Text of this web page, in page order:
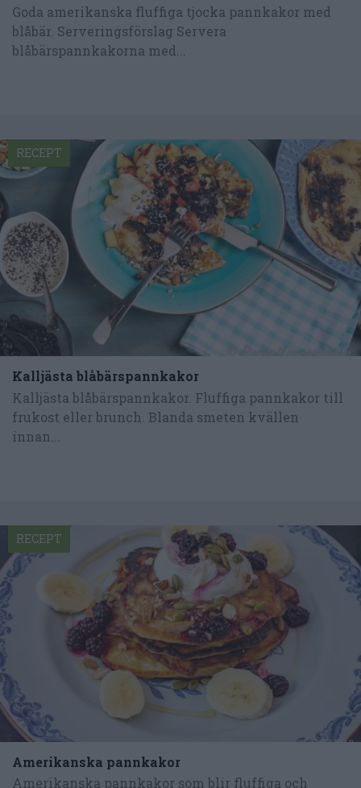
Goda amerikanska fluffiga tjocka pannkakor med
blåbär. Serveringsförslag Servera
blåbärspannkakorna med...
Kalljästa blåbärspannkakor
Kalljästa blåbärspannkakor. Fluffiga pannkakor till
frukost eller brunch. Blanda smeten kvällen
innan...
RECEPT
Amerikanska pannkakor
Amerikanska pannkakor som blir fluffiga och
RECEPT